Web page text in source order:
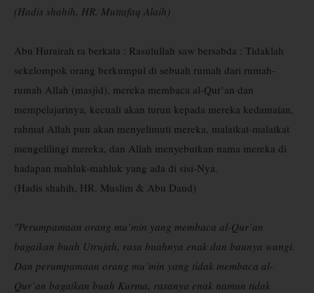
(Hadis shahih, HR. Muttafaq Alaih)
Abu Hurairah ra berkata : Rasulullah saw bersabda : Tidaklah
sekelompok orang berkumpul di sebuah rumah dari rumah-
rumah Allah (masjid), mereka membaca al-Qur’an dan
mempelajarinya, kecuali akan turun kepada mereka kedamaian,
rahmat Allah pun akan menyelimuti mereka, malaikat-malaikat
mengelilingi mereka, dan Allah menyebutkan nama mereka di
hadapan mahluk-mahluk yang ada di sisi-Nya.
(Hadis shahih, HR. Muslim & Abu Daud)
"Perumpamaan orang mu’min yang membaca al-Qur’an
bagaikan buah Utrujah, rasa buahnya enak dan baunya wangi.
Dan perumpamaan orang mu’min yang tidak membaca al-
Qur’an bagaikan buah Kurma, rasanya enak namun tidak